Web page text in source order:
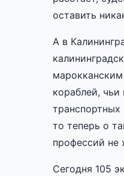
оставить
А в
кораблей,
транспортных
то теперь о
профессий не
Сегодня 105